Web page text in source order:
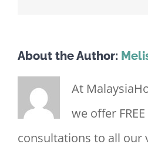
About the Author:
At
we offer
consultations to all our